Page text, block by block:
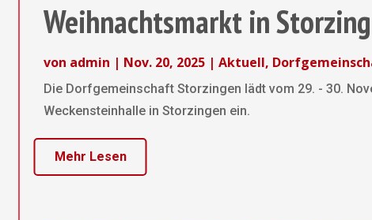
Weihnachtsmarkt in
von admin | Nov. 20, 2025| Aktuell,
Die Dorfgemeinschaft Storzingen lädt vom 29. - 30.
Weckensteinhalle in Storzingen ein.
Mehr Lesen